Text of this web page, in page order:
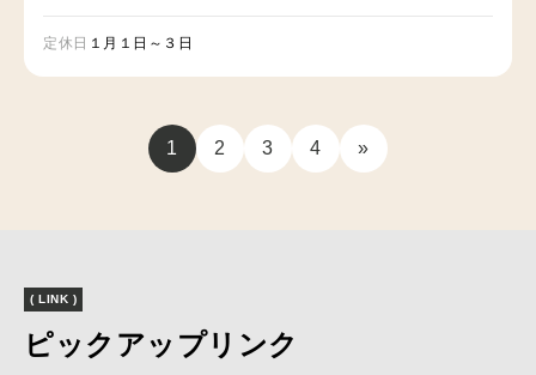
定休日 １月１日～３日
1 2 3 4 »
( LINK )
ピックアップリンク